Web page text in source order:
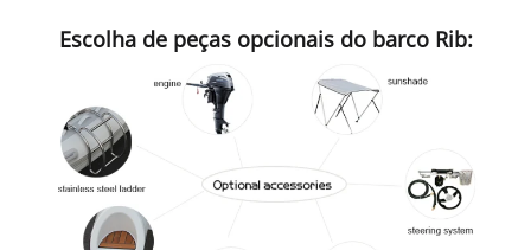
Escolha de peças opcionais do barco Rib: